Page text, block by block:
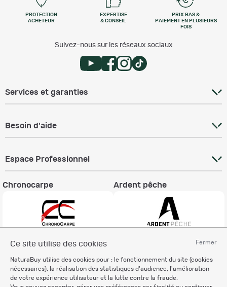
Fermer
Ce site utilise des cookies
NaturaBuy utilise des cookies pour : le fonctionnement du site (cookies
nécessaires), la réalisation des statistiques d'audience, l'amélioration
de votre expérience utilisateur et la lutte contre la fraude.
PROTECTION
ACHETEUR
EXPERTISE
& CONSEIL
PRIX BAS &
PAIEMENT EN PLUSIEURS
FOIS
Suivez-nous sur les réseaux sociaux
Services et garanties
Besoin d'aide
Espace Professionnel
Chronocarpe Ardent pêche
Charte éthique
Mentions légales